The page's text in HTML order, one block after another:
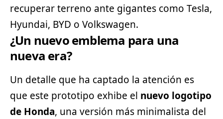
recuperar terreno ante gigantes como Tesla,
Hyundai, BYD o Volkswagen.
¿Un nuevo emblema para una
nueva era?
Un detalle que ha captado la atención es
que este prototipo exhibe el nuevo logotipo
de Honda, una versión más minimalista del